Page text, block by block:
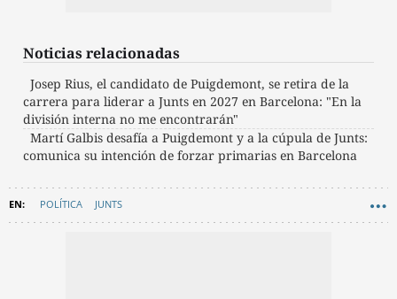
Noticias relacionadas
Josep Rius, el candidato de Puigdemont, se retira de la
carrera para liderar a Junts en 2027 en Barcelona: "En la
división interna no me encontrarán"
Martí Galbis desafía a Puigdemont y a la cúpula de Junts:
comunica su intención de forzar primarias en Barcelona
POLÍTICA JUNTS